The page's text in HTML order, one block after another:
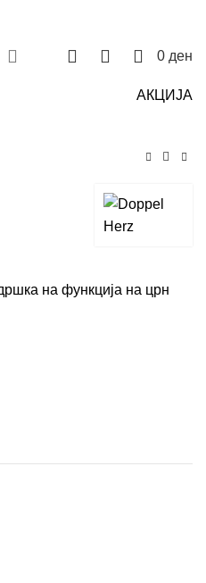
0 ден
АКЦИЈА
на функција на црн